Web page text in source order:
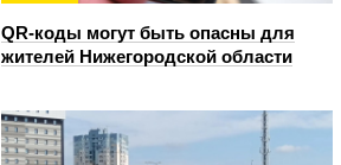
QR-коды могут быть опасны для
жителей Нижегородской области